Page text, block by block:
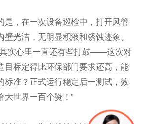
是，在一次设备巡检中，打开风管
壁光洁，无明显积液和锈蚀迹象。
其实心里一直还有些打鼓——这次对
目标定得比环保部门要求还高，能
标准？正式运行稳定后一测试，效
大世界一百个赞！”